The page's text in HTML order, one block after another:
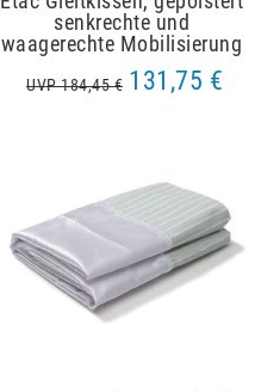
senkrechte und
waagerechte Mobilisierung
UVP 184,45 € 131,75 €